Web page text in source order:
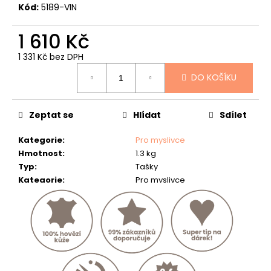
Kód: 5189-VIN
1 610 Kč
1 331 Kč bez DPH
DO KOŠÍKU
Kategorie:
Pro myslivce
Hmotnost:
1.3 kg
Typ:
Tašky
Kategorie: Pro myslivce
Zeptat se Hlídat Sdílet
u
j
e
m
PENĚŽENKA
"JELENÍ
40
807
Kč